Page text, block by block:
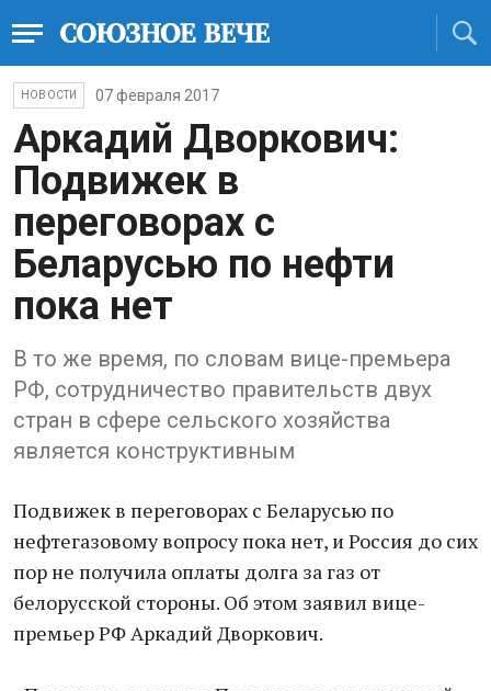
НОВОСТИ 07 февраля 2017
Аркадий Дворкович:
Подвижек в
переговорах с
Беларусью по нефти
пока нет
В то же время, по словам вице-премьера
РФ, сотрудничество правительств двух
стран в сфере сельского хозяйства
является конструктивным
Подвижек в переговорах с Беларусью по
нефтегазовому вопросу пока нет, и Россия до сих
пор не получила оплаты долга за газ от
белорусской стороны. Об этом заявил вице-
премьер РФ Аркадий Дворкович.